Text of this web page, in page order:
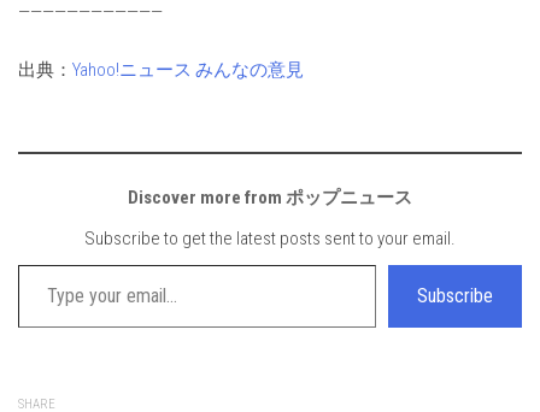
————————————
出典： Yahoo!ニュース みんなの意見
Discover more from ポップニュース
Subscribe to get the latest posts sent to your email.
Type your email…
Subscribe
SHARE